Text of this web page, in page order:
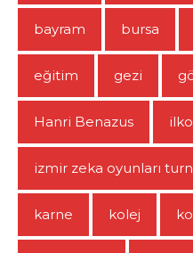
bayram bursa
eğitim gezi
Hanri Benazus
izmir zeka oyunları
karne kolej